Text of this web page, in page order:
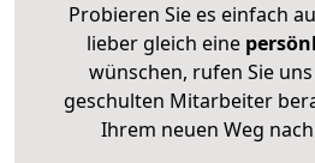
Probieren Sie es einfach
lieber gleich eine
wünschen, rufen Sie
geschulten Mitarbeiter
Ihrem neuen Weg